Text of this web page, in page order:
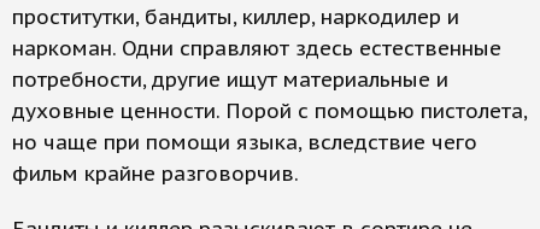
проститутки, бандиты, киллер, наркодилер и
наркоман. Одни справляют здесь естественные
потребности, другие ищут материальные и
духовные ценности. Порой с помощью пистолета,
но чаще при помощи языка, вследствие чего
фильм крайне разговорчив.